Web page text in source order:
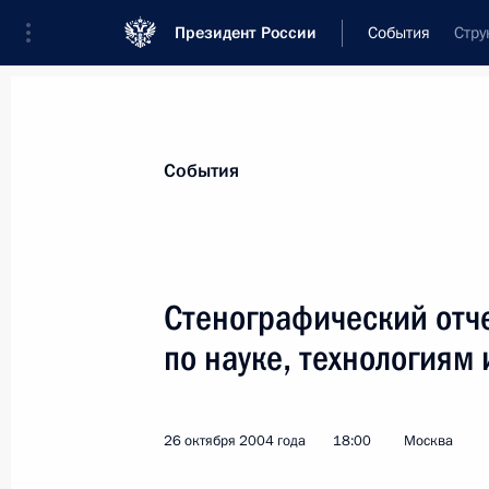
Президент России События
Новости
Послания Федеральному Собранию
Заявления по важнейшим вопросам
Речи и обращения
События
Стенографический
по науке,
26 октября 2004 года 18:00 Москва